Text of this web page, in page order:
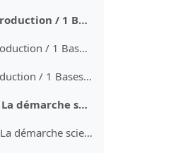
Séance 1) Introduction / 1 Bases épistémologiques (19.09.)
Diapos 1) Introduction / 1 Bases épistémologiques
Vidéo 1) Introduction / 1 Bases épistomologies
Séance 2) 1.2 La démarche scientifique
Diapos 2) 1.2 La démarche scientifique